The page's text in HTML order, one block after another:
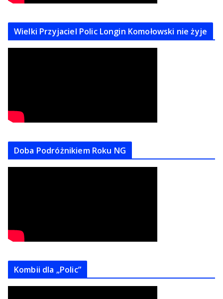
Wielki Przyjaciel Polic Longin Komołowski nie żyje
Doba Podróżnikiem Roku NG
Kombii dla „Polic”